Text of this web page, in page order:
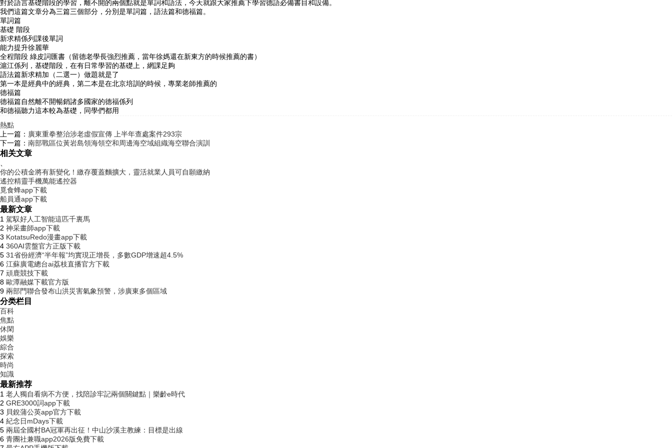
對於語言基礎階段的學習，離不開的兩個點就是單詞和語法，今天就跟大家推薦下學習德語必備書目和設備。
我們這篇文章分為三篇三個部分，分別是單詞篇，語法篇和德福篇。
單詞篇
基礎 階段
新求精係列課後單詞
能力提升徐麗華
全程階段 綠皮詞匯書（留德老學長強烈推薦，當年徐媽還在新東方的時候推薦的書）
滬江係列，基礎階段，在有日常學習的基礎上，網課足夠
語法篇新求精加（二選一）做題就是了
第一本是經典中的經典，第二本是在北京培訓的時候，專業老師推薦的
德福篇
德福篇自然離不開暢銷諸多國家的德福係列
和德福聽力這本較為基礎，同學們都用
熱點
上一篇： 廣東重拳整治涉老虛假宣傳 上半年查處案件293宗
下一篇： 南部戰區位黃岩島領海領空和周邊海空域組織海空聯合演訓
相关文章
你的公積金將有新變化！繳存覆蓋麵擴大，靈活就業人員可自願繳納
遙控精靈手機萬能遙控器
覓食蜂app下載
船員通app下載
最新文章
1 駕馭好人工智能這匹千裏馬
2 神采畫師app下載
3 KotatsuRedo漫畫app下載
4 360AI雲盤官方正版下載
5 31省份經濟“半年報”均實現正增長，多數GDP增速超4.5%
6 江蘇廣電總台ai荔枝直播官方下載
7 頑鹿競技下載
8 歐潭融媒下載官方版
9 兩部門聯合發布山洪災害氣象預警，涉廣東多個區域
分类栏目
百科
焦點
休閑
娛樂
綜合
探索
時尚
知識
最新推荐
1 老人獨自看病不方便，找陪診牢記兩個關鍵點｜樂齡e時代
2 GRE3000詞app下載
3 貝銳蒲公英app官方下載
4 紀念日mDays下載
5 兩屆全國村BA冠軍再出征！中山沙溪主教練：目標是出線
6 青團社兼職app2026版免費下載